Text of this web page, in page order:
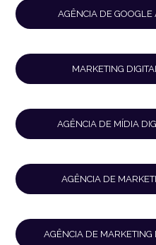
AGÊNCIA DE
MARKETING
AGÊNCIA DE MÍDIA
AGÊNCIA DE
AGÊNCIA DE